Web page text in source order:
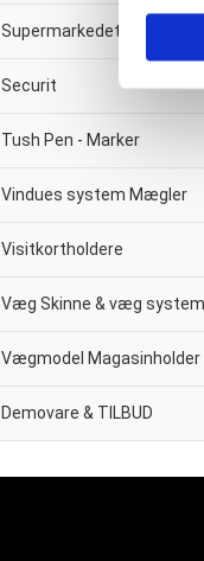
Supermarkedet & Købmand
Securit
Tush Pen - Marker
Vindues system Mægler
Visitkortholdere
Væg Skinne & væg system
Vægmodel Magasinholder
Demovare & TILBUD